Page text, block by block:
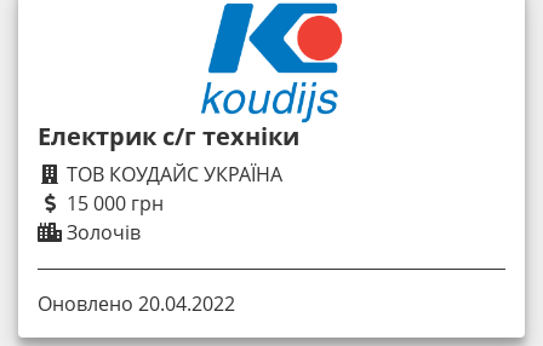
Електрик с/г техніки
ТОВ КОУДАЙС УКРАЇНА
15 000 грн
Золочів
Оновлено 20.04.2022